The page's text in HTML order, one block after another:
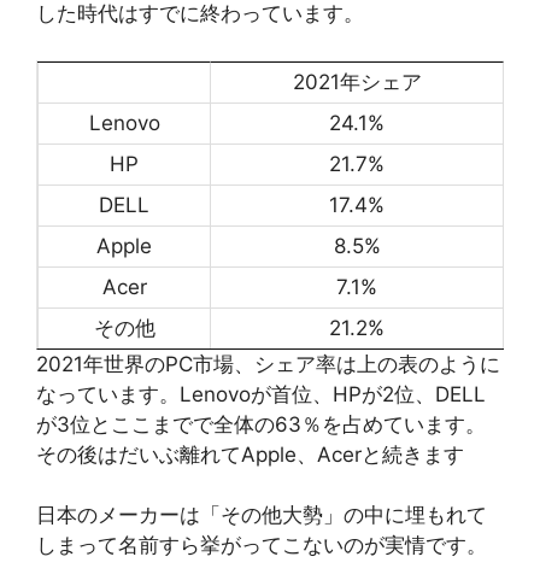
した時代はすでに終わっています。
2021年シェア
Lenovo
24.1%
HP
21.7%
DELL
17.4%
Apple
8.5%
Acer
7.1%
その他
21.2%
2021年世界のPC市場、シェア率は上の表のように
なっています。Lenovoが首位、HPが2位、DELL
が3位とここまでで全体の63％を占めています。
その後はだいぶ離れてApple、Acerと続きます
日本のメーカーは「その他大勢」の中に埋もれて
しまって名前すら挙がってこないのが実情です。